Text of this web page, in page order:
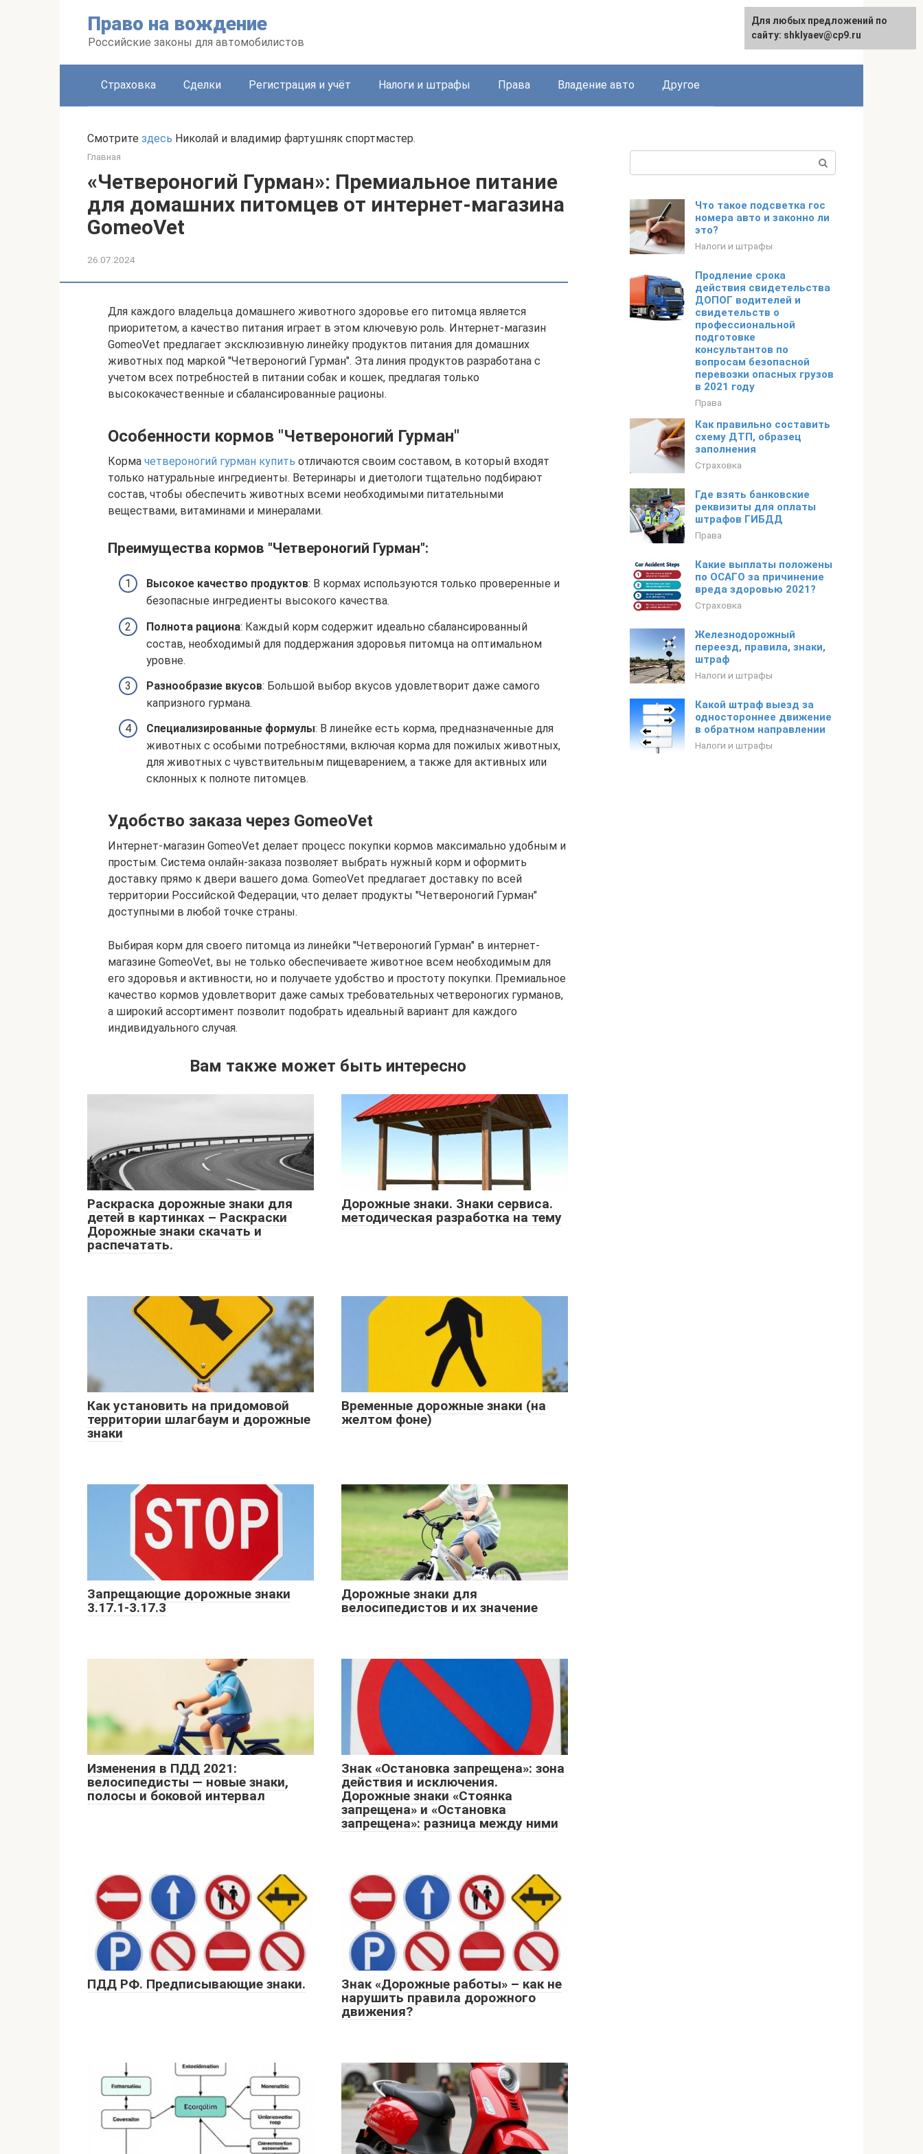
Право на вождение
Российские законы для автомобилистов
Страховка Сделки Регистрация и учёт Налоги и штрафы Права Владение авто Другое
Смотрите здесь Николай и владимир фартушняк спортмастер.
Главная
«Четвероногий Гурман»: Премиальное питание
для домашних питомцев от интернет-магазина
GomeoVet
26.07.2024
Для каждого владельца домашнего животного здоровье его питомца является
приоритетом, а качество питания играет в этом ключевую роль. Интернет-магазин
GomeoVet предлагает эксклюзивную линейку продуктов питания для домашних
животных под маркой "Четвероногий Гурман". Эта линия продуктов разработана с
учетом всех потребностей в питании собак и кошек, предлагая только
высококачественные и сбалансированные рационы.
Особенности кормов "Четвероногий Гурман"
Корма четвероногий гурман купить отличаются своим составом, в который входят
только натуральные ингредиенты. Ветеринары и диетологи тщательно подбирают
состав, чтобы обеспечить животных всеми необходимыми питательными
веществами, витаминами и минералами.
Преимущества кормов "Четвероногий Гурман":
Высокое качество продуктов: В кормах используются только проверенные и
безопасные ингредиенты высокого качества.
Полнота рациона: Каждый корм содержит идеально сбалансированный
состав, необходимый для поддержания здоровья питомца на оптимальном
уровне.
Разнообразие вкусов: Большой выбор вкусов удовлетворит даже самого
капризного гурмана.
Специализированные формулы: В линейке есть корма, предназначенные для
животных с особыми потребностями, включая корма для пожилых животных,
для животных с чувствительным пищеварением, а также для активных или
склонных к полноте питомцев.
Удобство заказа через GomeoVet
Интернет-магазин GomeoVet делает процесс покупки кормов максимально удобным и
простым. Система онлайн-заказа позволяет выбрать нужный корм и оформить
доставку прямо к двери вашего дома. GomeoVet предлагает доставку по всей
территории Российской Федерации, что делает продукты "Четвероногий Гурман"
доступными в любой точке страны.
Выбирая корм для своего питомца из линейки "Четвероногий Гурман" в интернет-
магазине GomeoVet, вы не только обеспечиваете животное всем необходимым для
его здоровья и активности, но и получаете удобство и простоту покупки. Премиальное
качество кормов удовлетворит даже самых требовательных четвероногих гурманов,
а широкий ассортимент позволит подобрать идеальный вариант для каждого
индивидуального случая.
Вам также может быть интересно
Раскраска дорожные знаки для
детей в картинках – Раскраски
Дорожные знаки скачать и
распечатать.
Дорожные знаки. Знаки сервиса.
методическая разработка на тему
Как установить на придомовой
территории шлагбаум и дорожные
знаки
Временные дорожные знаки (на
желтом фоне)
Запрещающие дорожные знаки
3.17.1-3.17.3
Дорожные знаки для
велосипедистов и их значение
Изменения в ПДД 2021:
велосипедисты — новые знаки,
полосы и боковой интервал
Знак «Остановка запрещена»: зона
действия и исключения.
Дорожные знаки «Стоянка
запрещена» и «Остановка
запрещена»: разница между ними
ПДД РФ. Предписывающие знаки.
Знак «Дорожные работы» – как не
нарушить правила дорожного
движения?
Что такое подсветка гос
номера авто и законно ли
это?
Налоги и штрафы
Продление срока
действия свидетельства
ДОПОГ водителей и
свидетельств о
профессиональной
подготовке
консультантов по
вопросам безопасной
перевозки опасных грузов
в 2021 году
Права
Как правильно составить
схему ДТП, образец
заполнения
Страховка
Где взять банковские
реквизиты для оплаты
штрафов ГИБДД
Права
Какие выплаты положены
по ОСАГО за причинение
вреда здоровью 2021?
Страховка
Железнодорожный
переезд, правила, знаки,
штраф
Налоги и штрафы
Какой штраф выезд за
одностороннее движение
в обратном направлении
Налоги и штрафы
Для любых предложений по
сайту: shklyaev@cp9.ru